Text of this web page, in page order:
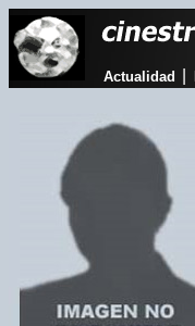
Actualidad